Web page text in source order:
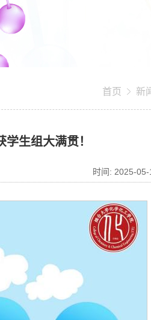
首页 新
生组大满贯！
时间: 2025-